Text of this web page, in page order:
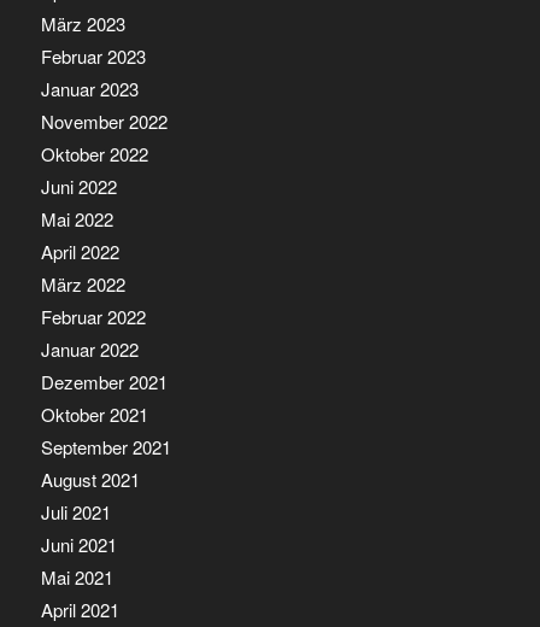
März 2023
Februar 2023
Januar 2023
November 2022
Oktober 2022
Juni 2022
Mai 2022
April 2022
März 2022
Februar 2022
Januar 2022
Dezember 2021
Oktober 2021
September 2021
August 2021
Juli 2021
Juni 2021
Mai 2021
April 2021